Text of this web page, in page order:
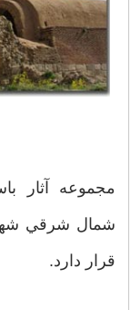
شمال شرقي
قرار دارد.